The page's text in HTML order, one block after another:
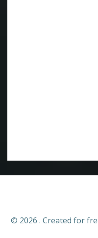
© 2026 . Created for